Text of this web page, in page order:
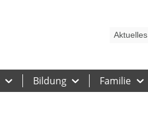
Bildung Familie
Aktuelles